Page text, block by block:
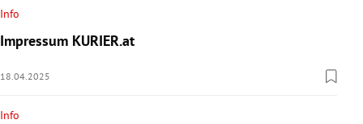
Info
Impressum KURIER.at
18.04.2025
Info